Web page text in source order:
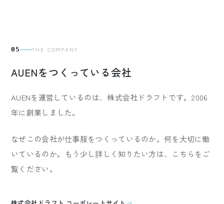
05 THE COMPANY
AUENをつくっている会社
AUENを運営しているのは、株式会社ドラフトです。2006
年に創業しました。
なぜこの会社が仕事服をつくっているのか。何を大切に働
いているのか。もう少し詳しく知りたい方は、こちらをご
覧ください。